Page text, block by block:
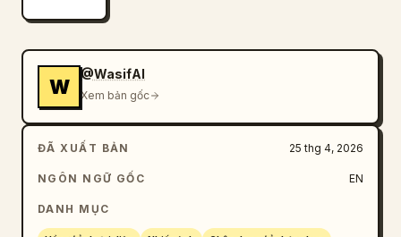
W
@WasifAI
Xem bản gốc
ĐÃ XUẤT BẢN 25 thg 4, 2026
NGÔN NGỮ GỐC EN
DANH MỤC